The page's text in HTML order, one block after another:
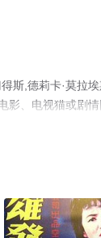
斯,德莉卡·莫拉
影、电视猫或剧